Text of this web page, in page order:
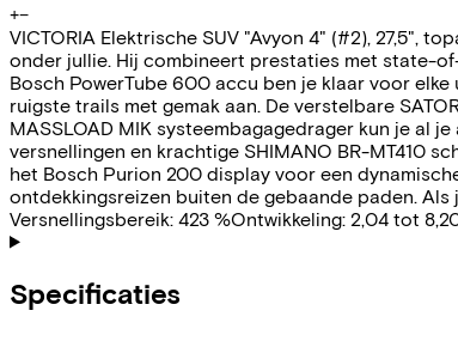
+−
VICTORIA Elektrische SUV "Avyon 4" (#2), 27,5",
onder jullie. Hij combineert prestaties met state-
Bosch PowerTube 600 accu ben je klaar voor
ruigste trails met gemak aan. De verstelbare
MASSLOAD MIK systeembagagedrager kun je al
versnellingen en krachtige SHIMANO BR-MT410
het Bosch Purion 200 display voor een
ontdekkingsreizen buiten de gebaande paden.
Versnellingsbereik: 423 %Ontwikkeling: 2,04 tot
Specificaties